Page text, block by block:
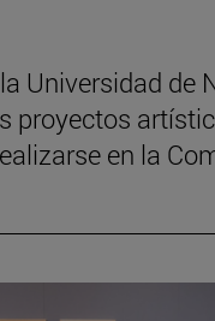
Universidad de
proyectos
en la